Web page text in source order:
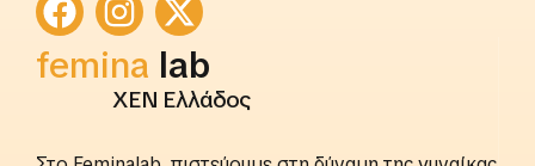
femina lab
ΧΕΝ Ελλάδος